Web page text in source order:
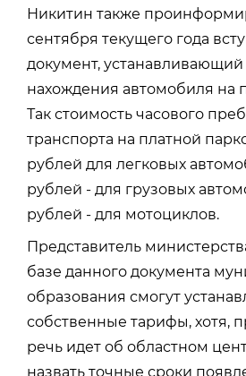
Никитин также
сентября текущего года
документ,
нахождения автомобиля на
Так стоимость часового
транспорта на платной
рублей для легковых
рублей - для грузовых
рублей - для мотоциклов.
Представитель
базе данного документа
образования смогут
собственные тарифы, хотя,
речь идет об областном
назвать точные сроки